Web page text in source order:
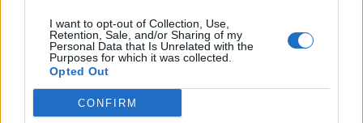
I want to opt-out of Collection, Use,
Retention, Sale, and/or Sharing of my
Personal Data that Is Unrelated with the
Purposes for which it was collected.
Opted Out
CONFIRM
Depositi, treni e stazioni: Fnm e Trenord
aprono le porte ai curiosi